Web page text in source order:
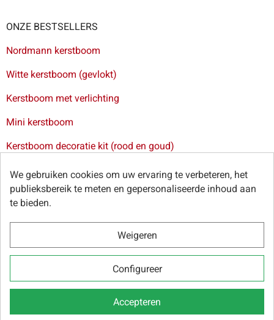
ONZE BESTSELLERS
Nordmann kerstboom
Witte kerstboom (gevlokt)
Kerstboom met verlichting
Mini kerstboom
Kerstboom decoratie kit (rood en goud)
Levering van kerstbomen in Brussel-Levering van
kerstbomen in Antwerpen- Levering van kerstbomen in Gent
© Sapins.be 2025 -Algemene voorwaarden-Privacybeleid-
-Onze webpartners
We gebruiken cookies om uw ervaring te verbeteren, het
publieksbereik te meten en gepersonaliseerde inhoud aan
te bieden.
Weigeren
Configureer
Accepteren